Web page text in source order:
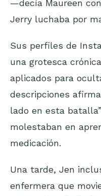
—decía Maureen
Jerry luchaba por
Sus perfiles de
una grotesca
aplicados para
descripciones
lado en esta
molestaban en
medicación.
Una tarde, Jen
enfermera que